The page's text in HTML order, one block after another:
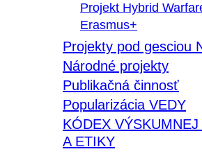
Projekt Hybrid
Erasmus+
Projekty pod gesciou
Národné projekty
Publikačná činnosť
Popularizácia VEDY
KÓDEX
A ETIKY